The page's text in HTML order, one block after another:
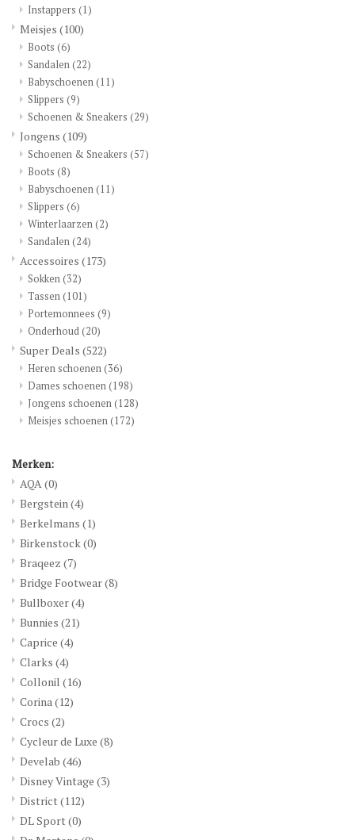
Instappers (1)
Meisjes (100)
Boots (6)
Sandalen(22)
Babyschoenen(11)
Slippers (9)
Schoenen & Sneakers (29)
Jongens (109)
Schoenen & Sneakers (57)
Boots (8)
Babyschoenen(11)
Slippers (6)
Winterlaarzen(2)
Sandalen(24)
Accessoires (173)
Sokken(32)
Tassen(101)
Portemonnees (9)
Onderhoud(20)
Super Deals (522)
Heren schoenen(36)
Dames schoenen(198)
Jongens schoenen(128)
Meisjes schoenen(172)
Merken:
AQA(0)
Bergstein(4)
Berkelmans (1)
Birkenstock(0)
Braqeez (7)
Bridge Footwear(8)
Bullboxer(4)
Bunnies (21)
Caprice (4)
Clarks (4)
Collonil (16)
Corina(12)
Crocs (2)
Cycleur de Luxe (8)
Develab (46)
Disney Vintage (3)
District(112)
DL Sport(0)